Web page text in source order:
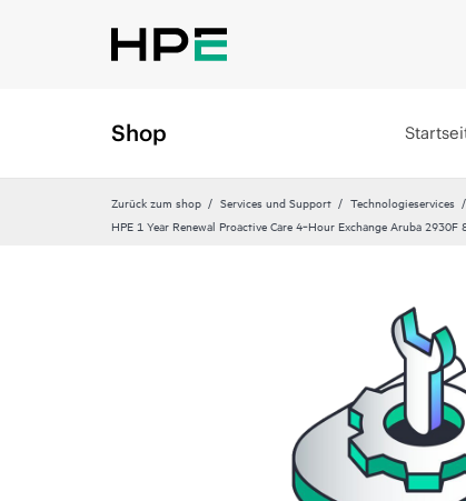
Shop
Zurück zum shop Services und Support Technologieservices
HPE 1 Year Renewal Proactive Care 4‑Hour Exchange Aruba 2930F